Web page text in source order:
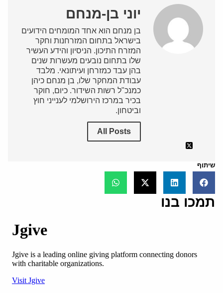
יוני בן-מנחם
בן מנחם הוא אחד המומחים הידועים
בישראל בתחום המזרחנות וחקר
המזרח התיכון. הניסיון והידע העשיר
שלו בתחום נובעים מעשרות שנים
בהן עבד כמזרחן ועיתונאי. מלבד
עבודת המחקר שלו, בן מנחם כיהן
כמנכ"ל רשות השידור. כיום, חוקר
בכיר במרכז הירושלמי לענייני חוץ
וביטחון.
All Posts
שיתוף
תמכו בנו